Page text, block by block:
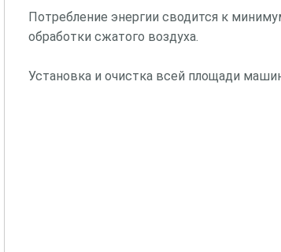
Потребление энергии сводится к
обработки сжатого воздуха.
Установка и очистка всей площади